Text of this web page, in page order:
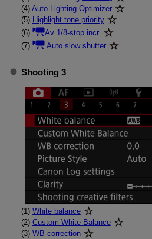
(4) Auto Lighting Optimizer
(5) Highlight tone priority
(6)
Av 1/8-stop incr.
(7)
Auto slow shutter
Shooting 3
(1) White balance
(2) Custom White Balance
(3) WB correction